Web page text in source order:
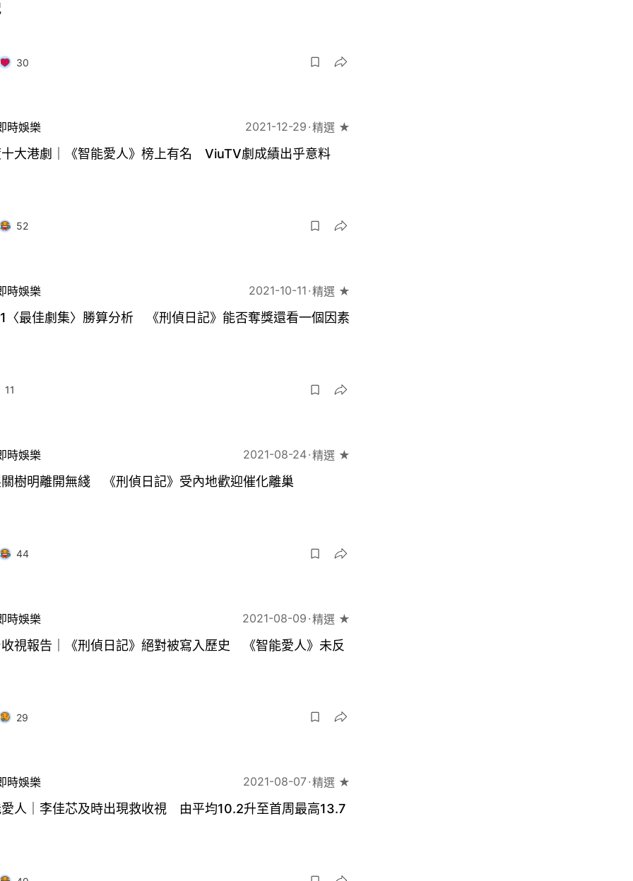
30
時娛樂 2021-12-29 精選 ★
大港劇｜《智能愛人》榜上有名 ViuTV劇成績出乎意料
52
時娛樂 2021-10-11 精選 ★
〈最佳劇集〉勝算分析 《刑偵日記》能否奪獎還看一個因素
11
時娛樂 2021-08-24 精選 ★
樹明離開無綫 《刑偵日記》受內地歡迎催化離巢
44
時娛樂 2021-08-09 精選 ★
視報告｜《刑偵日記》絕對被寫入歷史 《智能愛人》未反
29
時娛樂 2021-08-07 精選 ★
人｜李佳芯及時出現救收視 由平均10.2升至首周最高13.7